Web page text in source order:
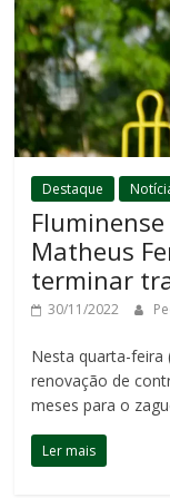
Destaque
Matheus
terminar
30/11/2022
Nesta quarta-feira
renovação de
meses para o
Ler mais